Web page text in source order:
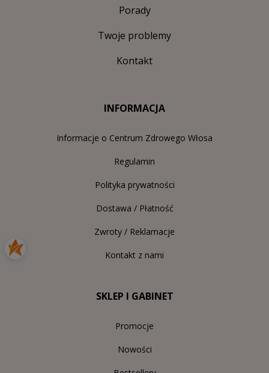
Porady
Twoje problemy
Kontakt
INFORMACJA
Informacje o Centrum Zdrowego Włosa
Regulamin
Polityka prywatności
Dostawa / Płatność
Zwroty / Reklamacje
Kontakt z nami
SKLEP I GABINET
Promocje
Nowości